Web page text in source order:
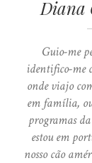
Diana
Guio-me
identifico-me
onde viajo
em família,
programas
estou em
nosso cão